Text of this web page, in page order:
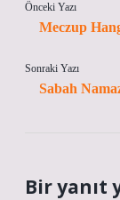
Önceki Yazı
Meczup
Sonraki Yazı
Sabah
Bir yanıt